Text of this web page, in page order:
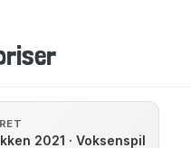
2021 · Voksenspil